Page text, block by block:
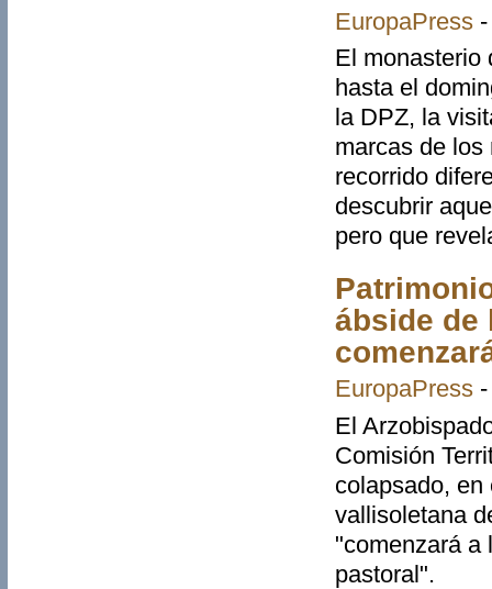
EuropaPress
El monasterio
hasta el
la DPZ, la
marcas de los
recorrido
descubrir
pero que
ábside de
EuropaPress
El
Comisión
colapsado,
vallisoletana
"comenzará a
pastoral".